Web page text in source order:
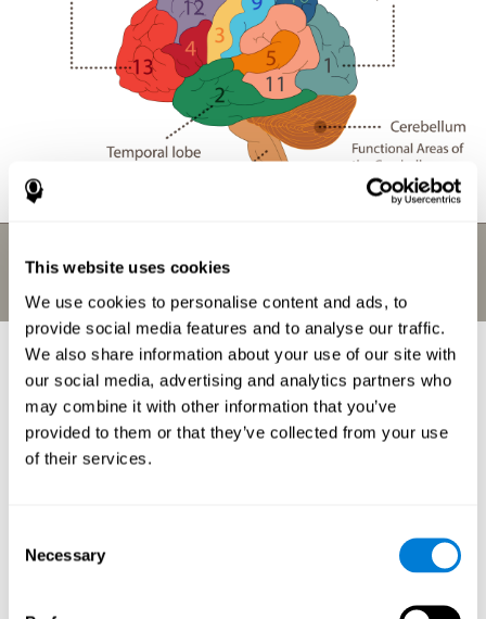
This website uses cookies
We use cookies to personalise content and ads, to
provide social media features and to analyse our traffic.
We also share information about your use of our site with
our social media, advertising and analytics partners who
may combine it with other information that you’ve
provided to them or that they’ve collected from your use
of their services.
Selection
Necessary
¿Para qué utilizamos las
funciones cerebrales?
En el curso de un solo día, utilizamos nuestras funciones
cerebrales continuamente, se realizan miles de tareas físicas que
diferentes tus
y funciones cerebrales:
cerebro? Cuando estás cocinando, tienes que atender a